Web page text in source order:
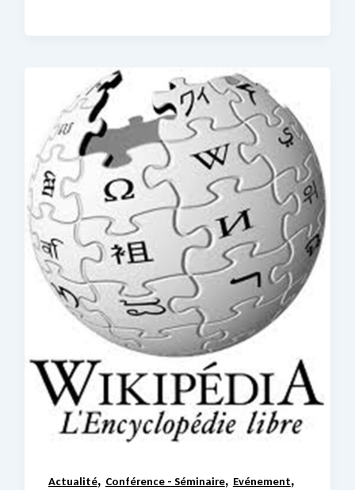
Actualité, Conférence - Séminaire, Evénement,